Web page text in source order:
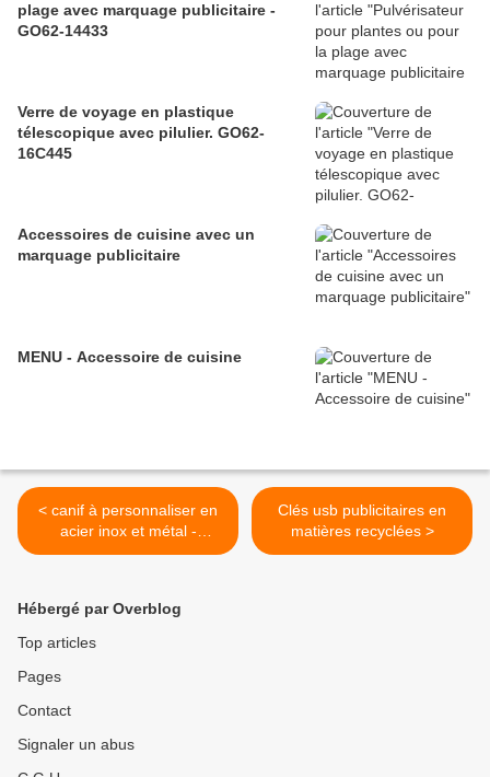
plage avec marquage publicitaire -
GO62-14433
Verre de voyage en plastique
télescopique avec pilulier. GO62-
16C445
Accessoires de cuisine avec un
marquage publicitaire
MENU - Accessoire de cuisine
< canif à personnaliser en
acier inox et métal -
GO104-94185
Clés usb publicitaires en
matières recyclées >
Hébergé par Overblog
Top articles
Pages
Contact
Signaler un abus